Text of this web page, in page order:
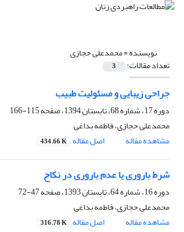
نویسنده =محمدعلی حجازی
تعداد مقالات: 3
جراحی زیبایی و مسئولیت طبیب
دوره 17، شماره 68، تابستان 1394، صفحه
115-166
محمدعلی حجازی، فاطمه بداغی
مشاهده مقاله
اصل مقاله 434.66 K
شرط باروری یا عدم باروری در نکاح
دوره 16، شماره 64، تابستان 1393، صفحه
47-72
محمدعلی حجازی، فاطمه بداغی
مشاهده مقاله
اصل مقاله 316.78 K